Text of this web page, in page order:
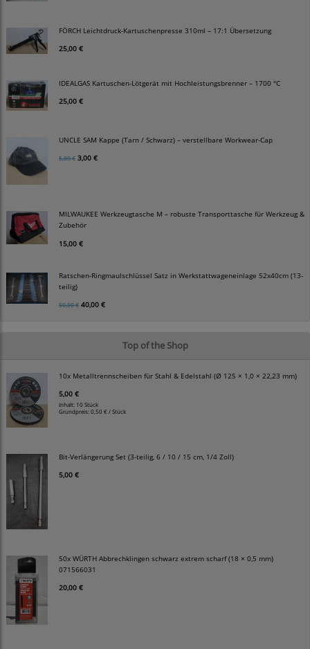
FÖRCH Leichtdruck-Kartuschenpresse 310ml – 17:1 Übersetzung
25,00 €
IDEALGAS Kartuschen-Lötgerät mit Hochleistungsbrenner – 1700 °C
25,00 €
UNCLE SAM Kappe (Tarn / Schwarz) – verstellbare Workwear-Cap
5,00 € 3,00 €
MILWAUKEE Werkzeugtasche M – robuste Transporttasche für Werkzeug &
Zubehör
15,00 €
Ratschen-Ringmaulschlüssel Satz in Werkstattwageneinlage 52x40cm (13-
teilig)
50,00 € 40,00 €
Top of the Shop
10x Metalltrennscheiben für Stahl & Edelstahl (Ø 125 × 1,0 × 22,23 mm)
5,00 €
Inhalt: 10 Stück
Grundpreis:0,50 € / Stück
Bit-Verlängerung Set (3-teilig, 6 / 10 / 15 cm, 1/4 Zoll)
5,00 €
50x WÜRTH Abbrechklingen schwarz extrem scharf (18 × 0,5 mm)
071566031
20,00 €